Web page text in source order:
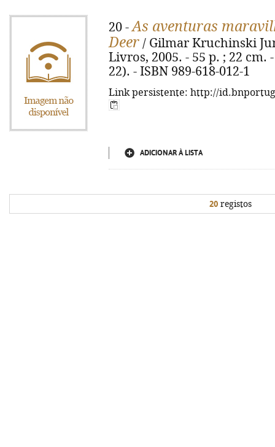
20 -As aventuras
Deer / Gilmar Kruchinski
Livros, 2005. - 55 p. ; 22
22). - ISBN 989-618-012-1
Link persistente: http://
ADICIONAR À LISTA
20registos